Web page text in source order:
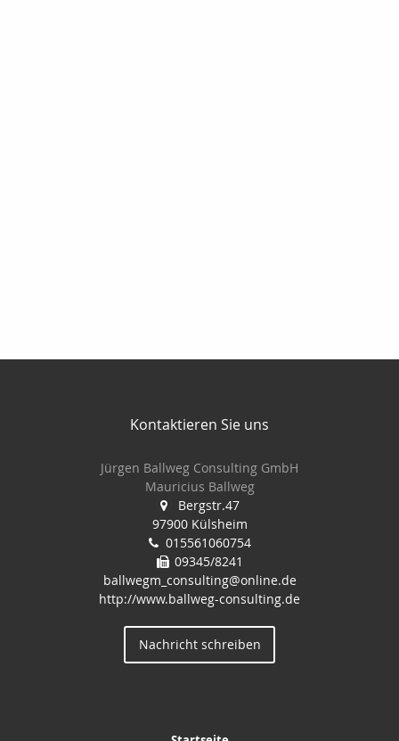
Kontaktieren Sie uns
Jürgen Ballweg Consulting GmbH
Mauricius Ballweg
Bergstr.47
97900 Külsheim
015561060754
09345/8241
ballwegm_consulting@online.de
http://www.ballweg-consulting.de
Nachricht schreiben